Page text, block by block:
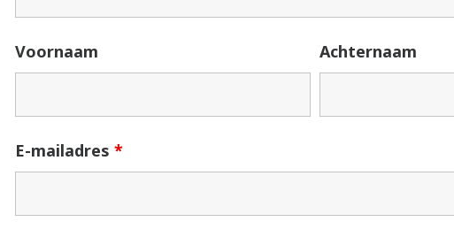
Voornaam Achternaam
E-mailadres *